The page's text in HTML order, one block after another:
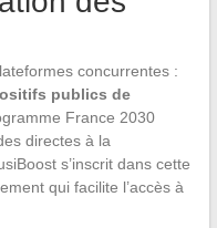
concurrentes :
publics de
France 2030
directes à la
s’inscrit dans cette
qui facilite l’accès à